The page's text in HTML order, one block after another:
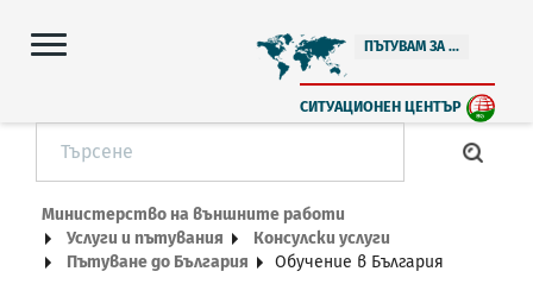
ПЪТУВАМ ЗА ...
СИТУАЦИОНЕН ЦЕНТЪР
Министерство на външните работи
Услуги и пътувания
Консулски услуги
Пътуване до България
Обучение в България